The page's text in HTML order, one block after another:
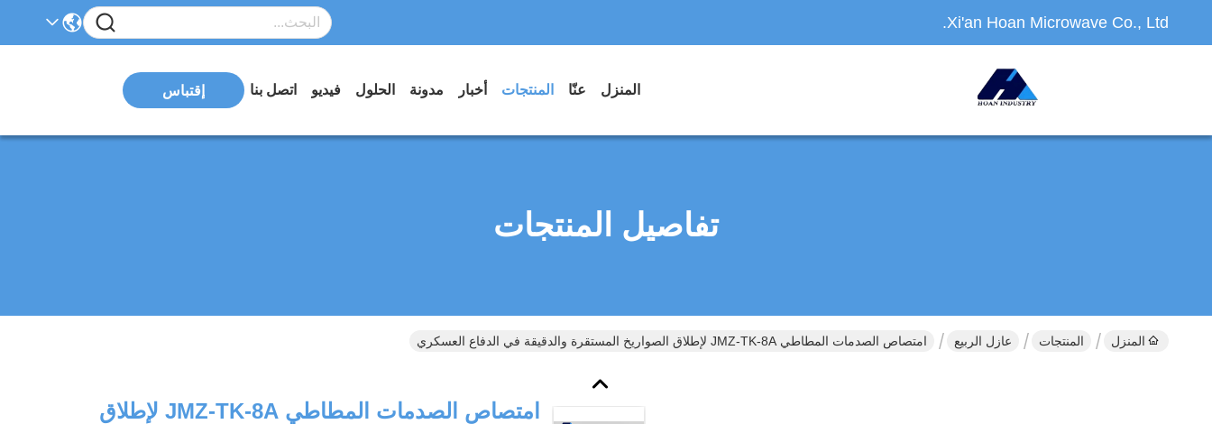
Xi'an Hoan Microwave Co., Ltd.
المنزل عنّا المنتجات أخبار مدونة الحلول فيديو اتصل بنا إقتباس
تفاصيل المنتجات
المنزل المنتجات عازل الربيع امتصاص الصدمات المطاطي JMZ-TK-8A لإطلاق الصواريخ المستقرة والدقيقة في الدفاع العسكري
امتصاص الصدمات المطاطي JMZ-TK-8A لإطلاق